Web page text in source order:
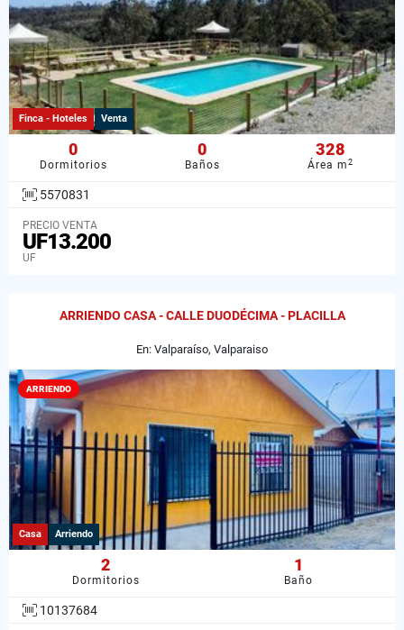
Finca - Hoteles Venta
0
Dormitorios
0
Baños
328
Área m2
5570831
PRECIO VENTA
UF13.200
UF
ARRIENDO CASA - CALLE DUODÉCIMA - PLACILLA
En: Valparaíso, Valparaiso
ARRIENDO
Casa Arriendo
2
Dormitorios
1
Baño
10137684